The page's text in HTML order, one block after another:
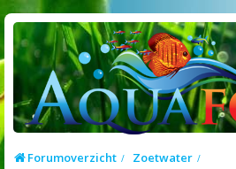
Forumoverzicht
Zoetwater